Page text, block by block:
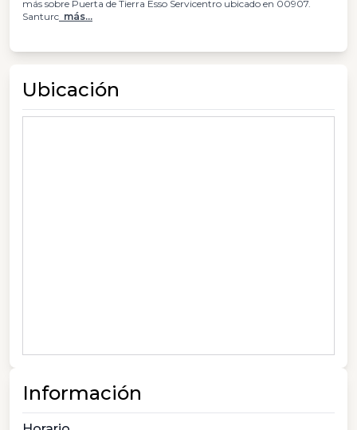
más sobre Puerta de Tierra Esso Servicentro ubicado en 00907.
Santurc más...
Ubicación
Información